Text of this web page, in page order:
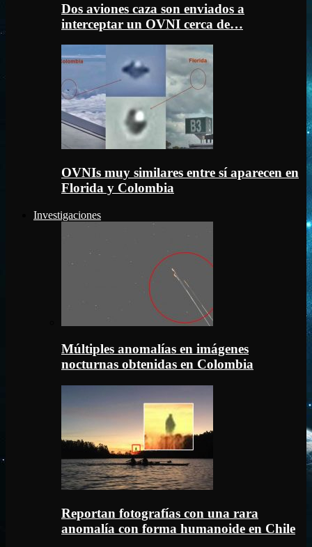
Dos aviones caza son enviados a
interceptar un OVNI cerca de…
OVNIs muy similares entre sí aparecen en
Florida y Colombia
Investigaciones
Múltiples anomalías en imágenes
nocturnas obtenidas en Colombia
Reportan fotografías con una rara
anomalía con forma humanoide en Chile